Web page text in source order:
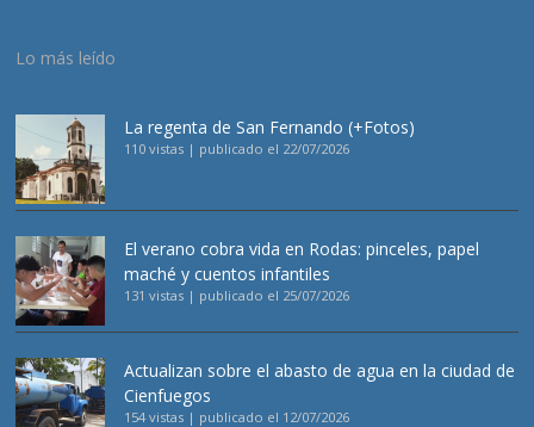
Lo más leído
La regenta de San Fernando (+Fotos)
110 vistas | publicado el 22/07/2026
El verano cobra vida en Rodas: pinceles, papel
maché y cuentos infantiles
131 vistas | publicado el 25/07/2026
Actualizan sobre el abasto de agua en la ciudad de
Cienfuegos
154 vistas | publicado el 12/07/2026